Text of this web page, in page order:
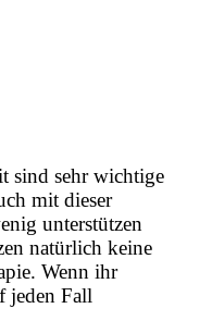
sind sehr wichtige
mit dieser
unterstützen
natürlich keine
Wenn ihr
jeden Fall